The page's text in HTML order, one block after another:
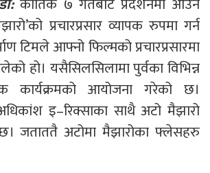
प्रचारप्रसार व्यापक रुपमा गर्न
टिमले आफ्नो फिल्मको प्रचारप्रसारमा
हो। यसैसिलसिलामा पुर्वका विभिन्न
कार्यक्रमको आयोजना गरेको छ।
इ–रिक्साका साथै अटो मैझारो
जताततै अटोमा मैझारोका फ्लेसहरु